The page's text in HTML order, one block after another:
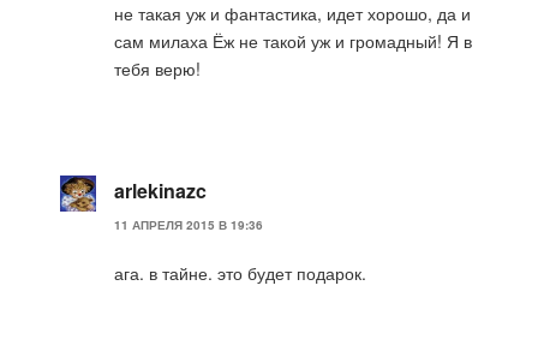
не такая уж и фантастика, идет хорошо, да и
сам милаха Ёж не такой уж и громадный! Я в
тебя верю!
arlekinazc
11 АПРЕЛЯ 2015 В 19:36
ага. в тайне. это будет подарок.